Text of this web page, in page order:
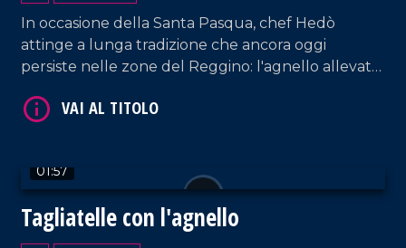
In occasione della Santa Pasqua, chef Hedò
attinge a lunga tradizione che ancora oggi
persiste nelle zone del Reggino: l'agnello allevato
di agnello del reggino marinato!
01:57
Tagliatelle con l'agnello